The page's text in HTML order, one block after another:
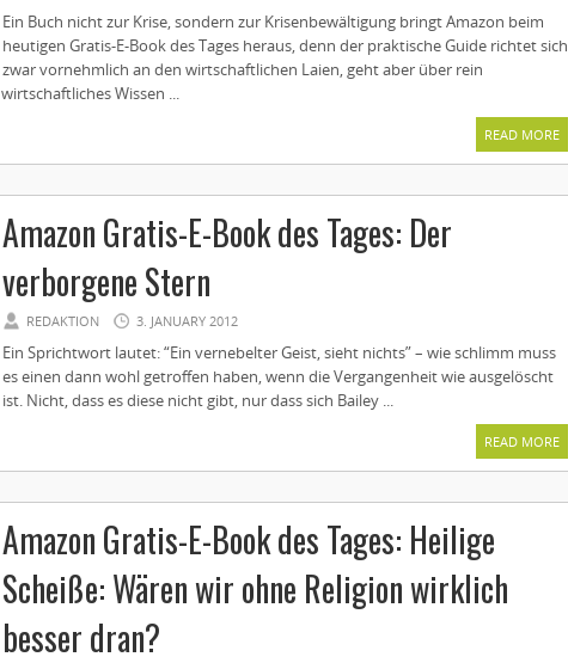
Ein Buch nicht zur Krise, sondern zur Krisenbewältigung bringt Amazon beim
heutigen Gratis-E-Book des Tages heraus, denn der praktische Guide richtet sich
zwar vornehmlich an den wirtschaftlichen Laien, geht aber über rein
wirtschaftliches Wissen ...
READ MORE
Amazon Gratis-E-Book des Tages: Der
verborgene Stern
REDAKTION 3. JANUARY 2012
Ein Sprichtwort lautet: “Ein vernebelter Geist, sieht nichts” – wie schlimm muss
es einen dann wohl getroffen haben, wenn die Vergangenheit wie ausgelöscht
ist. Nicht, dass es diese nicht gibt, nur dass sich Bailey ...
READ MORE
Amazon Gratis-E-Book des Tages: Heilige
Scheiße: Wären wir ohne Religion wirklich
besser dran?